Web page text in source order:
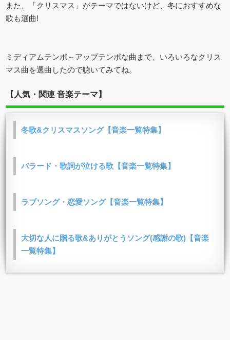
また、「クリスマス」がテーマではないけど、冬におすすめな
歌も選曲!
ミディアムテンポ～アップテンポな曲まで、いろいろなクリス
マス曲を選曲したので聴いてみてね。
【人気・関連 音楽テーマ】
冬歌&クリスマスソング【音楽一覧特集】
バラード・歌詞が泣ける歌【音楽一覧特集】
ラブソング・恋愛ソング【音楽一覧特集】
大切な人に贈る歌&ありがとうソング(感謝の歌)【音楽
一覧特集】